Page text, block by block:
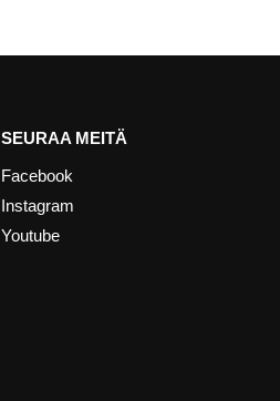
SEURAA MEITÄ
Facebook
Instagram
Youtube